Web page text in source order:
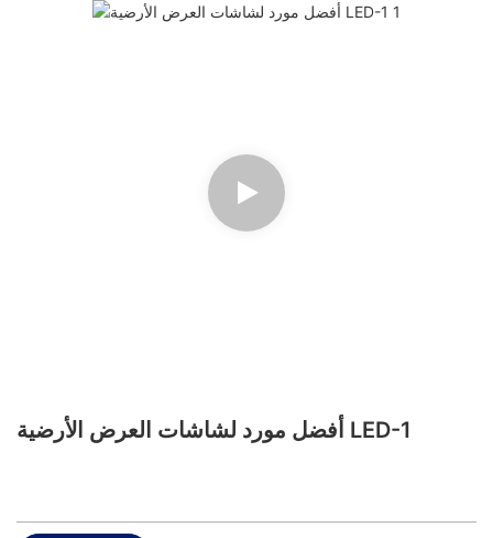
أفضل مورد لشاشات العرض الأرضية LED-1